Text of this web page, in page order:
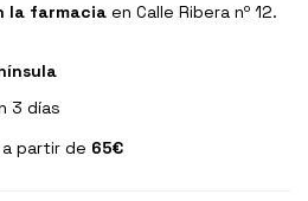
la farmacia en Calle Ribera nº 12.
3 días
a partir de 65€